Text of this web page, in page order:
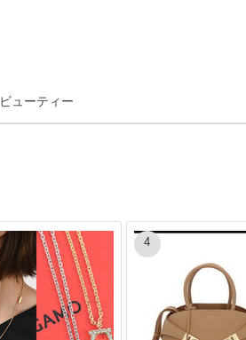
ビューティー
4